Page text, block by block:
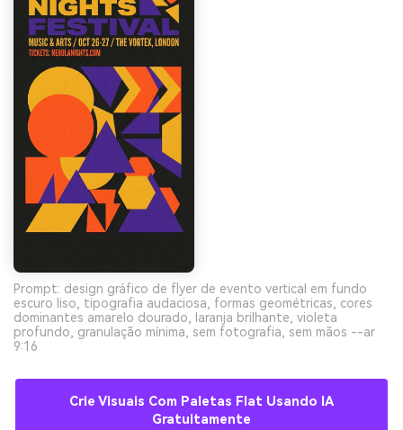
Prompt: design gráfico de flyer de evento vertical em fundo
escuro liso, tipografia audaciosa, formas geométricas, cores
dominantes amarelo dourado, laranja brilhante, violeta
profundo, granulação mínima, sem fotografia, sem mãos --ar
9:16
Crie Visuais Com Paletas Flat Usando IA
Gratuitamente